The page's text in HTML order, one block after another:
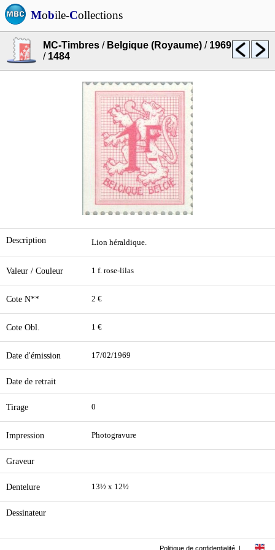
Mobile-Collections
MC-Timbres / Belgique (Royaume) / 1969
/ 1484
Description Lion héraldique.
Valeur / Couleur 1 f. rose-lilas
Cote N** 2 €
Cote Obl. 1 €
Date d'émission 17/02/1969
Date de retrait
Tirage 0
Impression Photogravure
Graveur
Dentelure 13½ x 12½
Dessinateur
Politique de confidentialité |